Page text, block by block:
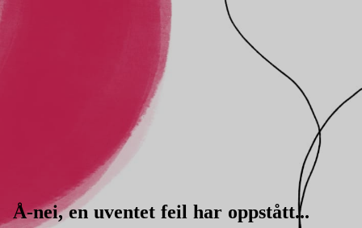
Å-nei, en uventet feil har oppstått...